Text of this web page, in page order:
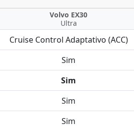
Volvo EX30
Ultra
Cruise Control Adaptativo (ACC)
Sim
Sim
Sim
Sim